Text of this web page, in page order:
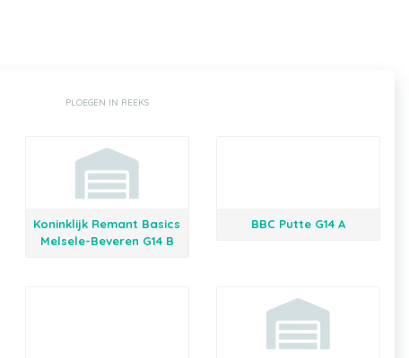
PLOEGEN IN REEKS
Koninklijk Remant Basics
Melsele-Beveren G14 B
BBC Putte G14 A